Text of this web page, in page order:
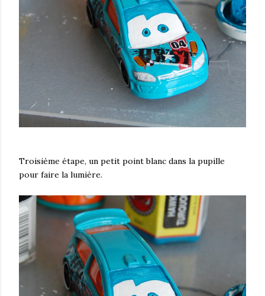
Troisième étape, un petit point blanc dans la pupille
pour faire la lumière.